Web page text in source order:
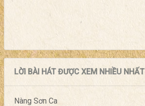
LỜI BÀI HÁT ĐƯỢC XEM NHIỀU NHẤT
Nàng Sơn Ca